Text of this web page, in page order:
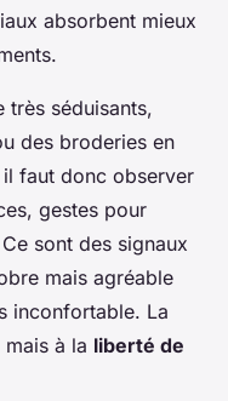
absorbent mieux
très séduisants,
des broderies en
il faut donc observer
gestes pour
sont des signaux
mais agréable
inconfortable. La
mais à la liberté de